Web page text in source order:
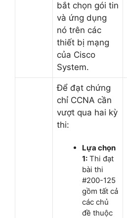
bắt chọn gói tin
và ứng dụng
nó trên các
thiết bị mạng
của Cisco
System.
Để đạt chứng
chỉ CCNA cần
vượt qua hai kỳ
thi:
Lựa chọn
1: Thi đạt
bài thi
#200-125
gồm tất cả
các chủ
đề thuộc